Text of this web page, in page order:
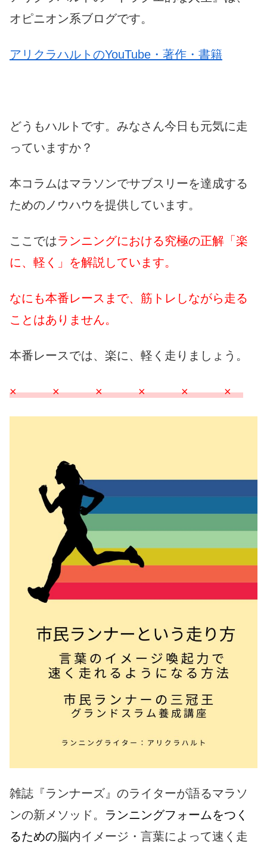
オピニオン系ブログです。
アリクラハルトのYouTube・著作・書籍
どうもハルトです。みなさん今日も元気に走
っていますか？
本コラムはマラソンでサブスリーを達成する
ためのノウハウを提供しています。
ここではランニングにおける究極の正解「楽
に、軽く」を解説しています。
なにも本番レースまで、筋トレしながら走る
ことはありません。
本番レースでは、楽に、軽く走りましょう。
× × × × × ×
雑誌『ランナーズ』のライターが語るマラソ
ンの新メソッド。 ランニングフォームをつく
るための脳内イメージ・言葉によって速く走